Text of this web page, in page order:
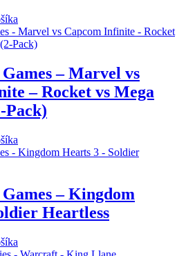
– Marvel vs
– Rocket vs Mega
Pack)
– Kingdom
Heartless